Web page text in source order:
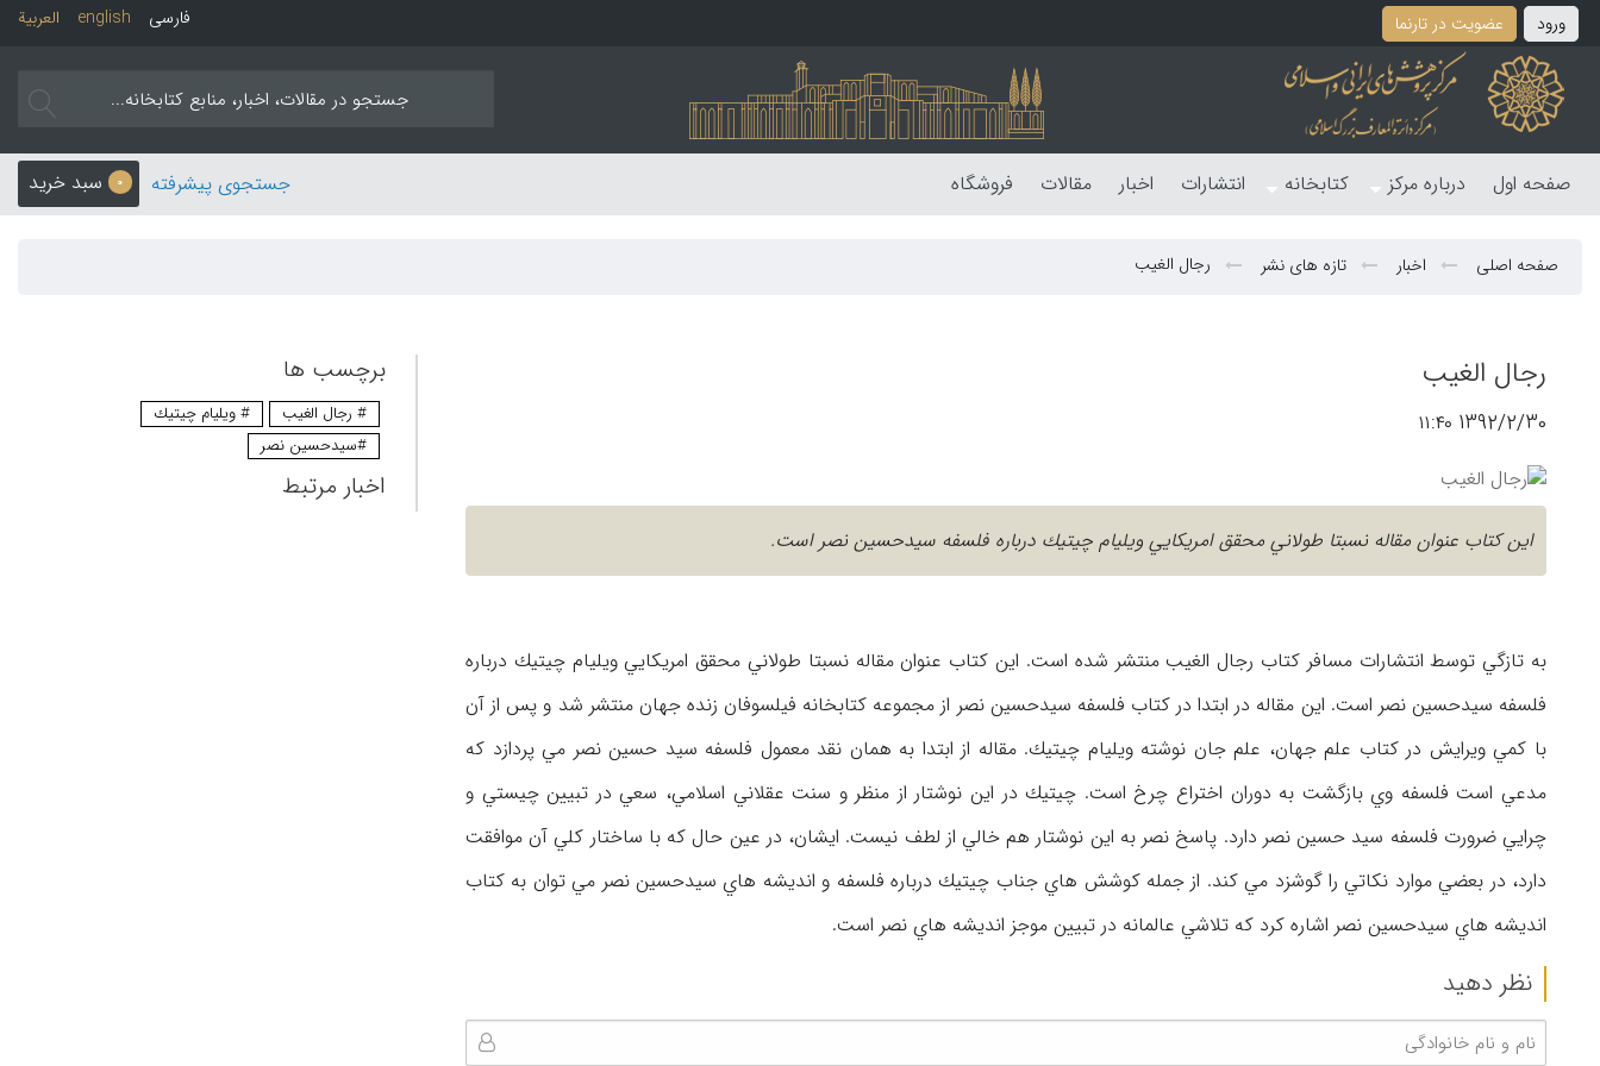
ورود عضویت در تارنما العربیة english فارسی
صفحه اول درباره مرکز کتابخانه انتشارات اخبار مقالات فروشگاه 0 سبد خرید جستجوی پیشرفته
صفحه اصلی اخبار تازه های نشر رجال الغیب
رجال الغیب
1392/2/30 ۱۱:۴۰
اين كتاب عنوان مقاله نسبتا طولاني محقق امريكايي ويليام چيتيك درباره فلسفه سيدحسين نصر است.
به تازگي توسط انتشارات مسافر كتاب رجال الغيب منتشر شده است. اين كتاب عنوان مقاله نسبتا طولاني محقق امريكايي ويليام چيتيك درباره
فلسفه سيدحسين نصر است. اين مقاله در ابتدا در كتاب فلسفه سيدحسين نصر از مجموعه كتابخانه فيلسوفان زنده جهان منتشر شد و پس از آن
با كمي ويرايش در كتاب علم جهان، علم جان نوشته ويليام چيتيك. مقاله از ابتدا به همان نقد معمول فلسفه سيد حسين نصر مي پردازد كه
مدعي است فلسفه وي بازگشت به دوران اختراع چرخ است. چيتيك در اين نوشتار از منظر و سنت عقلاني اسلامي، سعي در تبيين چيستي و
چرايي ضرورت فلسفه سيد حسين نصر دارد. پاسخ نصر به اين نوشتار هم خالي از لطف نيست. ايشان، در عين حال كه با ساختار كلي آن موافقت
دارد، در بعضي موارد نكاتي را گوشزد مي كند. از جمله كوشش هاي جناب چيتيك درباره فلسفه و انديشه هاي سيدحسين نصر مي توان به كتاب
انديشه هاي سيدحسين نصر اشاره كرد كه تلاشي عالمانه در تبيين موجز انديشه هاي نصر است.
نظر دهید
برچسب ها
# رجال الغیب
# ويليام چيتيك
#سيدحسين نصر
اخبار مرتبط